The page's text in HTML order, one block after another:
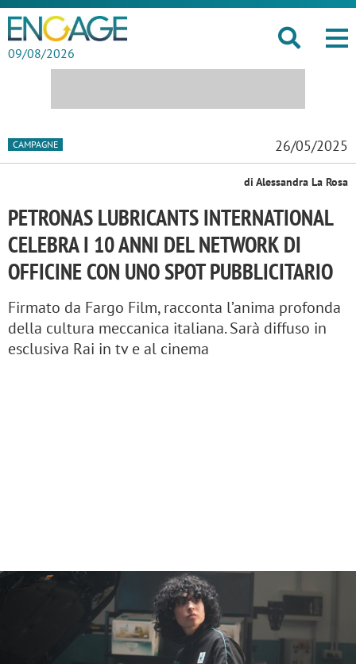
09/08/2026
CAMPAGNE 26/05/2025
di Alessandra La Rosa
PETRONAS LUBRICANTS INTERNATIONAL
CELEBRA I 10 ANNI DEL NETWORK DI
OFFICINE CON UNO SPOT PUBBLICITARIO
Firmato da Fargo Film, racconta l’anima profonda
della cultura meccanica italiana. Sarà diffuso in
esclusiva Rai in tv e al cinema